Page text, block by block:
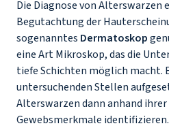
Die Diagnose von
Begutachtung der
sogenanntes Dermatoskop
eine Art Mikroskop, das die
tiefe Schichten möglich macht.
untersuchenden Stellen
Alterswarzen dann anhand
Gewebsmerkmale